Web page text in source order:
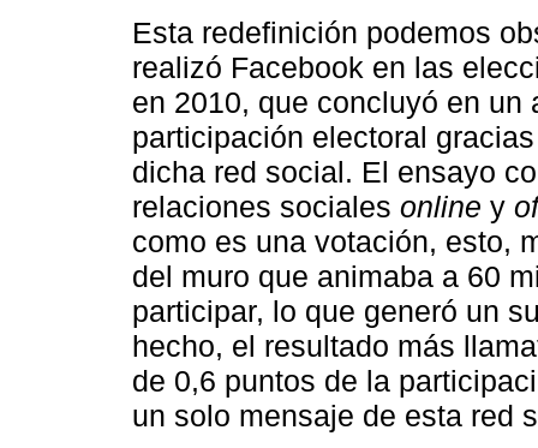
Esta redefinición podemos
realizó Facebook en las
en 2010, que concluyó en un
participación electoral
dicha red social. El ensayo
relaciones sociales online y
como es una votación, esto,
del muro que animaba a 60
participar, lo que generó un
hecho, el resultado más
de 0,6 puntos de la
un solo mensaje de esta red